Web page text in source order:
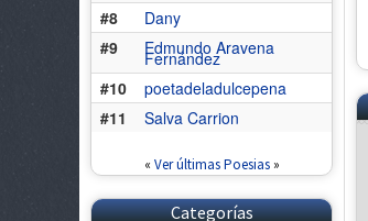
#8
Dany
#9
Edmundo Aravena
Fernández
#10
poetadeladulcepena
#11
Salva Carrion
« Ver últimas Poesias»
Categorías